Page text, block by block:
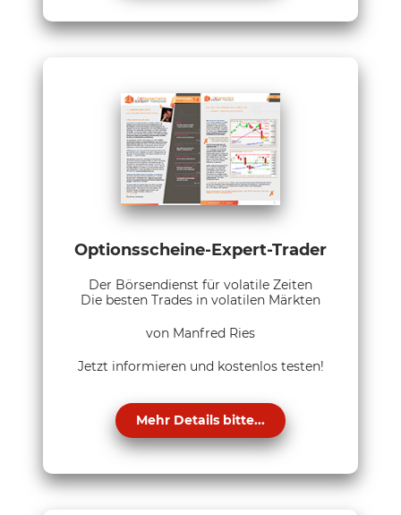
Optionsscheine-Expert-Trader
Der Börsendienst für volatile Zeiten
Die besten Trades in volatilen Märkten
von Manfred Ries
Jetzt informieren und kostenlos testen!
Mehr Details bitte...